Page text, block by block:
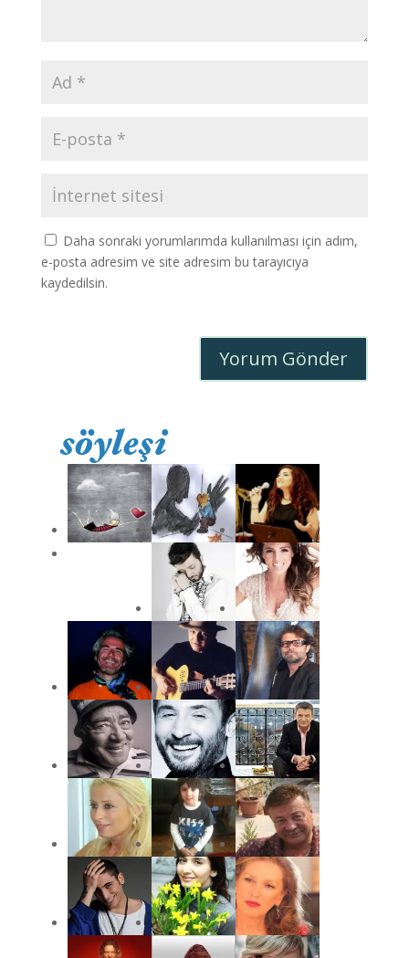
Daha sonraki yorumlarımda kullanılması için adım,
e-posta adresim ve site adresim bu tarayıcıya
kaydedilsin.